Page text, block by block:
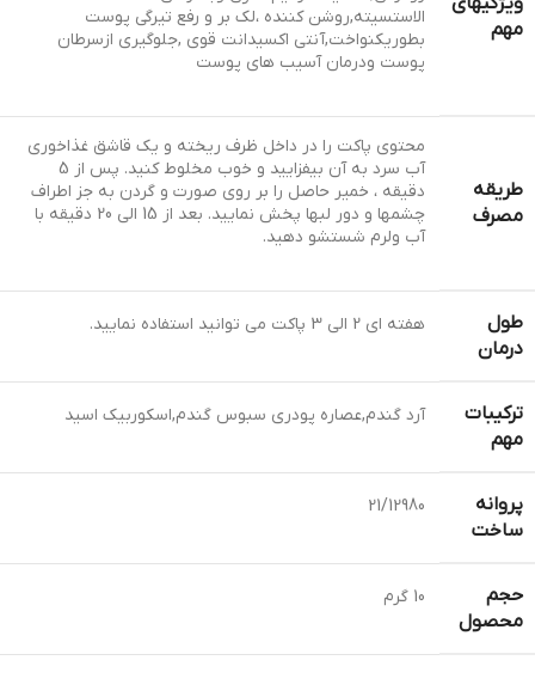
مهم
الاستسیته,روشن کننده ،لک بر و رفع تیرگی پوست
بطوریکنواخت,آنتی اکسیدانت قوی ,جلوگیری ازسرطان
پوست ودرمان آسیب های پوست
طریقه
مصرف
محتوی پاکت را در داخل ظرف ریخته و یک قاشق غذاخوری
آب سرد به آن بیفزایید و خوب مخلوط کنید. پس از 5
دقیقه ، خمیر حاصل را بر روی صورت و گردن به جز اطراف
چشمها و دور لبها پخش نمایید. بعد از 15 الی 20 دقیقه با
آب ولرم شستشو دهید.
طول
درمان
هفته ای 2 الی 3 پاکت می توانید استفاده نمایید.
ترکیبات
مهم
آرد گندم,عصاره پودری سبوس گندم,اسکوربیک اسید
پروانه
ساخت
21/12980
حجم
محصول
10 گرم